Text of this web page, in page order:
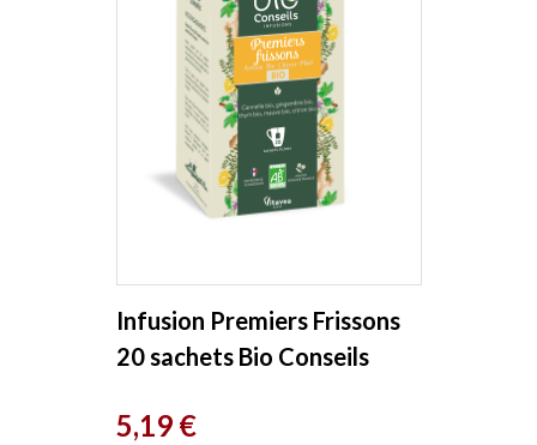
Infusion Premiers Frissons
20 sachets Bio Conseils
Prix
5,19 €